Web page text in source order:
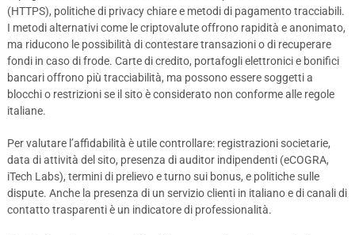
(HTTPS), politiche di privacy chiare e metodi di pagamento tracciabili.
I metodi alternativi come le criptovalute offrono rapidità e anonimato,
ma riducono le possibilità di contestare transazioni o di recuperare
fondi in caso di frode. Carte di credito, portafogli elettronici e bonifici
bancari offrono più tracciabilità, ma possono essere soggetti a
blocchi o restrizioni se il sito è considerato non conforme alle regole
italiane.
Per valutare l’affidabilità è utile controllare: registrazioni societarie,
data di attività del sito, presenza di auditor indipendenti (eCOGRA,
iTech Labs), termini di prelievo e turno sui bonus, e politiche sulle
dispute. Anche la presenza di un servizio clienti in italiano e di canali di
contatto trasparenti è un indicatore di professionalità.